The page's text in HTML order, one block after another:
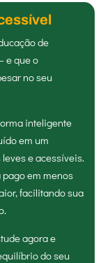
de
e que o
no seu
inteligente
em um
e acessíveis.
em menos
facilitando sua
agora e
do seu